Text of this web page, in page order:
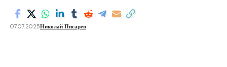
07.07.2025Николай Писарев